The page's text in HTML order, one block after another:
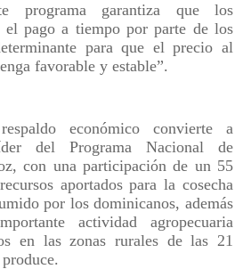
programa garantiza que los
el pago a tiempo por parte de los
para que el precio al
favorable y estable”.
económico convierte a
del Programa Nacional de
con una participación de un 55
aportados para la cosecha
por los dominicanos, además
actividad agropecuaria
en las zonas rurales de las 21